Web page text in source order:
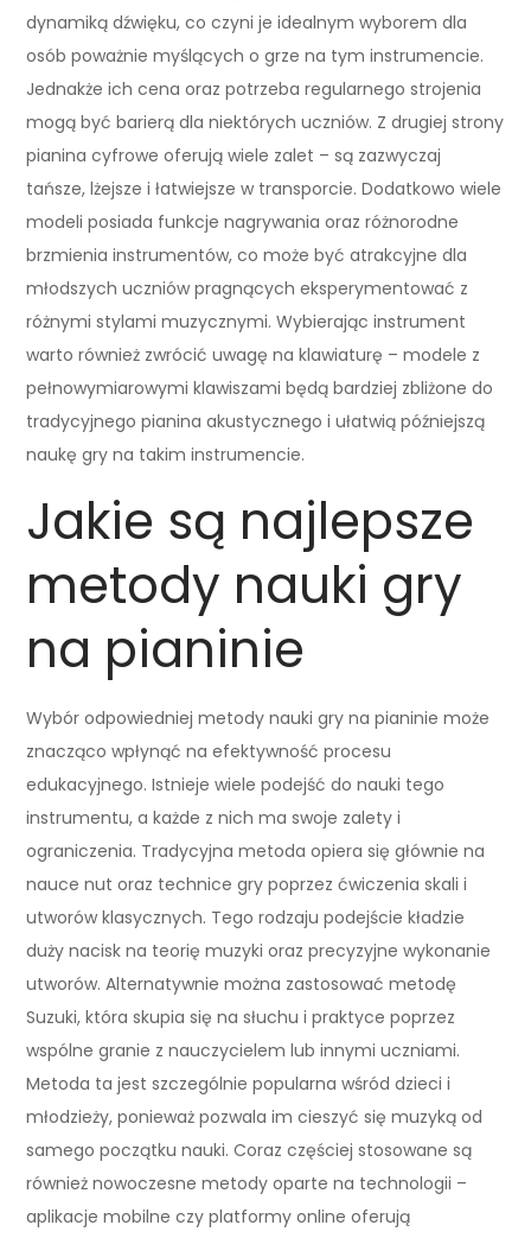
dynamiką dźwięku, co czyni je idealnym wyborem dla
osób poważnie myślących o grze na tym instrumencie.
Jednakże ich cena oraz potrzeba regularnego strojenia
mogą być barierą dla niektórych uczniów. Z drugiej strony
pianina cyfrowe oferują wiele zalet – są zazwyczaj
tańsze, lżejsze i łatwiejsze w transporcie. Dodatkowo wiele
modeli posiada funkcje nagrywania oraz różnorodne
brzmienia instrumentów, co może być atrakcyjne dla
młodszych uczniów pragnących eksperymentować z
różnymi stylami muzycznymi. Wybierając instrument
warto również zwrócić uwagę na klawiaturę – modele z
pełnowymiarowymi klawiszami będą bardziej zbliżone do
tradycyjnego pianina akustycznego i ułatwią późniejszą
naukę gry na takim instrumencie.
Jakie są najlepsze
metody nauki gry
na pianinie
Wybór odpowiedniej metody nauki gry na pianinie może
znacząco wpłynąć na efektywność procesu
edukacyjnego. Istnieje wiele podejść do nauki tego
instrumentu, a każde z nich ma swoje zalety i
ograniczenia. Tradycyjna metoda opiera się głównie na
nauce nut oraz technice gry poprzez ćwiczenia skali i
utworów klasycznych. Tego rodzaju podejście kładzie
duży nacisk na teorię muzyki oraz precyzyjne wykonanie
utworów. Alternatywnie można zastosować metodę
Suzuki, która skupia się na słuchu i praktyce poprzez
wspólne granie z nauczycielem lub innymi uczniami.
Metoda ta jest szczególnie popularna wśród dzieci i
młodzieży, ponieważ pozwala im cieszyć się muzyką od
samego początku nauki. Coraz częściej stosowane są
również nowoczesne metody oparte na technologii –
aplikacje mobilne czy platformy online oferują